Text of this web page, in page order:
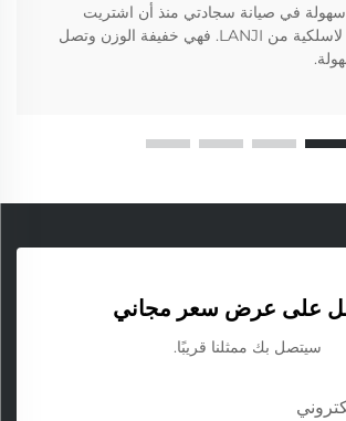
في صيانة سجادتي منذ أن اشتريت
مكنسة كهربائية لاسلكية من LANJI. فهي خفيفة الوزن وتصل
على عرض سعر مجاني
سيتصل بك ممثلنا قريبًا.